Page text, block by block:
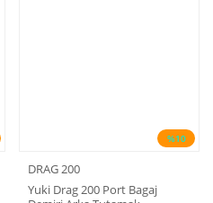
%10
DRAG 200
Yuki Drag 200 Port Bagaj